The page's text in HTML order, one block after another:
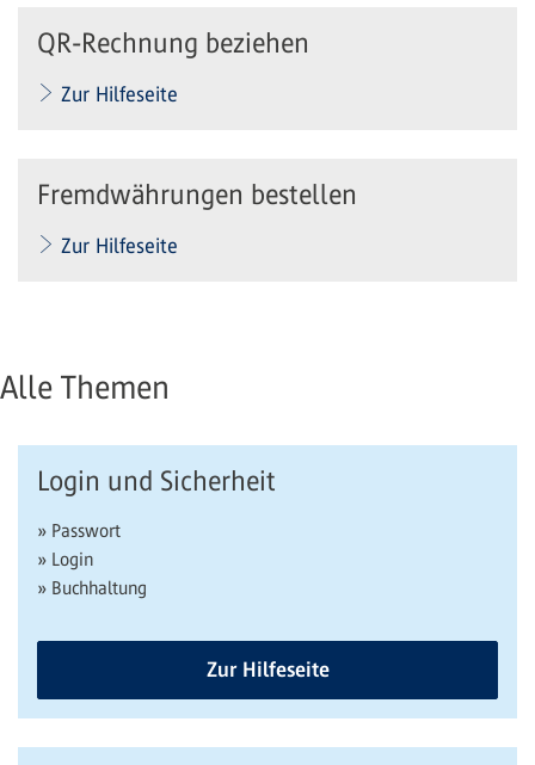
QR-Rechnung beziehen
Zur Hilfeseite
Fremdwährungen bestellen
Zur Hilfeseite
Alle Themen
Login und Sicherheit
» Passwort
» Login
» Buchhaltung
Zur Hilfeseite